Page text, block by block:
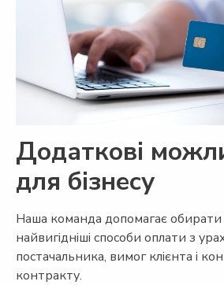
Додаткові
для бізнесу
Наша команда допомагає обирати
найвигідніші способи оплати з
постачальника, вимог клієнта і
контракту.